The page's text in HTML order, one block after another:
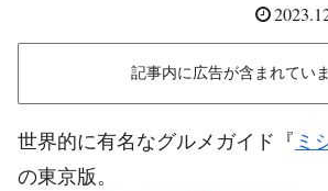
記事内に広告が含まれていま
世界的に有名なグルメガイド『 ミ
の東京版。